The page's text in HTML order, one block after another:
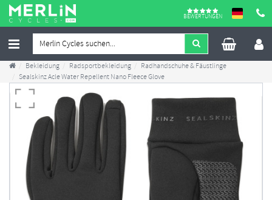
BEWERTUNGEN
Bekleidung Radsportbekleidung
Radhandschuhe & Fäustlinge
Sealskinz Acle Water Repellent Nano Fleece Glove